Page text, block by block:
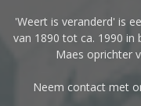
'Weert is veranderd' is
van 1890 tot ca. 1990 in
Maes oprichter
Neem contact met